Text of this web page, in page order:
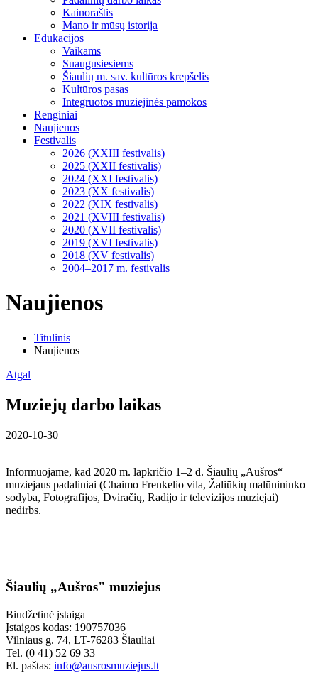
Kainoraštis
Mano ir mūsų istorija
Edukacijos
Vaikams
Suaugusiesiems
Šiaulių m. sav. kultūros krepšelis
Kultūros pasas
Integruotos muziejinės pamokos
Renginiai
Naujienos
Festivalis
2026 (XXIII festivalis)
2025 (XXII festivalis)
2024 (XXI festivalis)
2023 (XX festivalis)
2022 (XIX festivalis)
2021 (XVIII festivalis)
2020 (XVII festivalis)
2019 (XVI festivalis)
2018 (XV festivalis)
2004–2017 m. festivalis
Naujienos
Titulinis
Naujienos
Atgal
Muziejų darbo laikas
2020-10-30
Informuojame, kad 2020 m. lapkričio 1–2 d. Šiaulių „Aušros“
muziejaus padaliniai (Chaimo Frenkelio vila, Žaliūkių malūnininko
sodyba, Fotografijos, Dviračių, Radijo ir televizijos muziejai)
nedirbs.
Šiaulių „Aušros" muziejus
Biudžetinė įstaiga
Įstaigos kodas: 190757036
Vilniaus g. 74, LT-76283 Šiauliai
Tel. (0 41) 52 69 33
El. paštas: info@ausrosmuziejus.lt